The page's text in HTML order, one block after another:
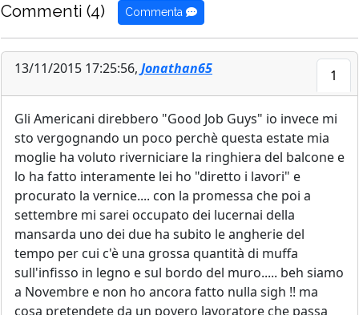
Commenti (4) Commenta
13/11/2015 17:25:56, Jonathan65 1
Gli Americani direbbero "Good Job Guys" io invece mi
sto vergognando un poco perchè questa estate mia
moglie ha voluto riverniciare la ringhiera del balcone e
lo ha fatto interamente lei ho "diretto i lavori" e
procurato la vernice.... con la promessa che poi a
settembre mi sarei occupato dei lucernai della
mansarda uno dei due ha subito le angherie del
tempo per cui c'è una grossa quantità di muffa
sull'infisso in legno e sul bordo del muro..... beh siamo
a Novembre e non ho ancora fatto nulla sigh !! ma
cosa pretendete da un povero lavoratore che passa